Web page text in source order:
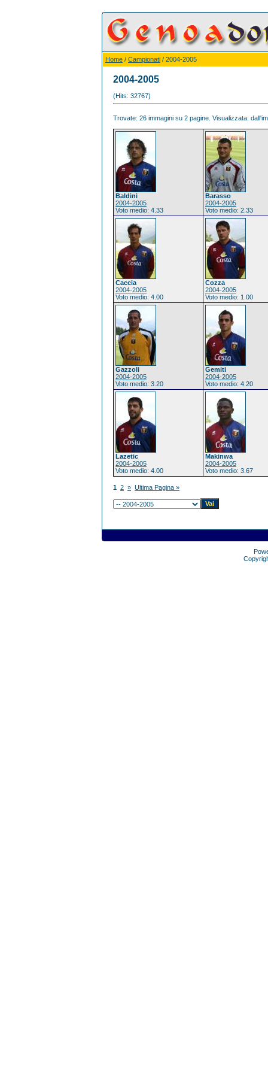
Home / Campionati / 2004-2005
2004-2005
(Hits: 32767)
Trovate: 26 immagini su 2 pagine. Visualizzata:
Baldini
2004-2005
Voto medio: 4.33
Barasso
2004-2005
Voto medio: 2.33
Caccia
2004-2005
Voto medio: 4.00
Cozza
2004-2005
Voto medio: 1.00
Gazzoli
2004-2005
Voto medio: 3.20
Gemiti
2004-2005
Voto medio: 4.20
Lazetic
2004-2005
Voto medio: 4.00
Makinwa
2004-2005
Voto medio: 3.67
1 2 » Ultima Pagina »